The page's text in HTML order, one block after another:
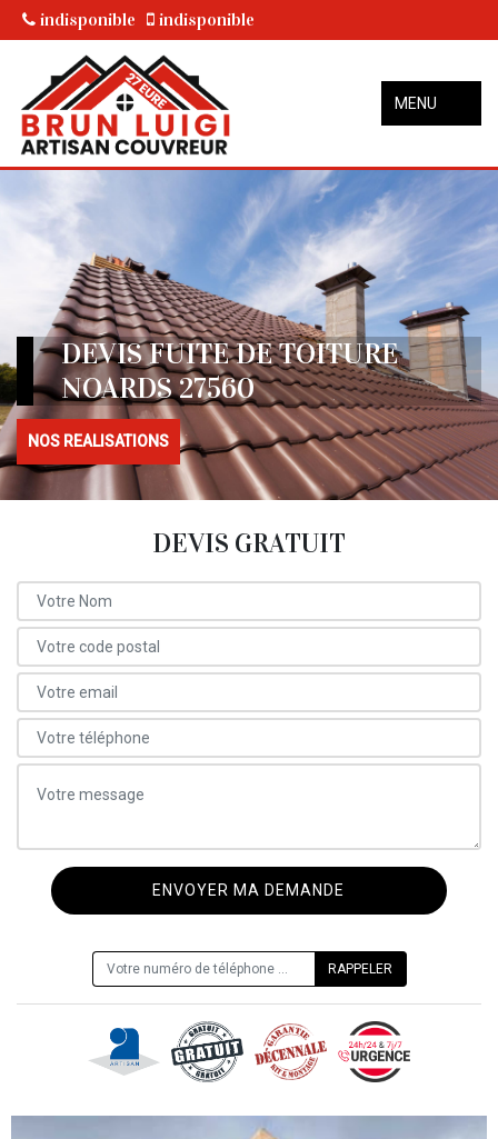
indisponible indisponible
MENU
DEVIS FUITE DE TOITURE
NOARDS 27560
NOS REALISATIONS
DEVIS GRATUIT